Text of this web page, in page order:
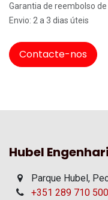
Garantia de reembolso de
Envio: 2 a 3 dias úteis
Contacte-nos
Hubel
Parque Hubel,
+351 289 710